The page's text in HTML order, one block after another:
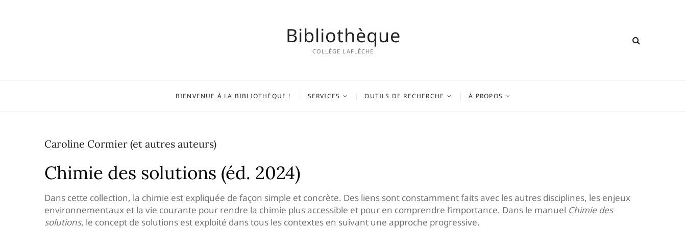
Bibliothèque
COLLÈGE LAFLÈCHE
BIENVENUE À LA BIBLIOTHÈQUE ! SERVICES OUTILS DE RECHERCHE À PROPOS
Caroline Cormier (et autres auteurs)
Chimie des solutions (éd. 2024)
Dans cette collection, la chimie est expliquée de façon simple et concrète. Des liens sont constamment faits avec les autres disciplines, les enjeux
environnementaux et la vie courante pour rendre la chimie plus accessible et pour en comprendre l’importance. Dans le manuel Chimie des
solutions, le concept de solutions est exploité dans tous les contextes en suivant une approche progressive.